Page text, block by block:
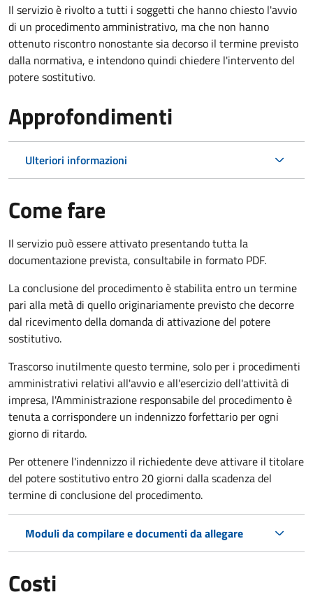
Il servizio è rivolto a tutti i soggetti che hanno chiesto l'avvio
di un procedimento amministrativo, ma che non hanno
ottenuto riscontro nonostante sia decorso il termine previsto
dalla normativa, e intendono quindi chiedere l'intervento del
potere sostitutivo.
Approfondimenti
Ulteriori informazioni
Come fare
Il servizio può essere attivato presentando tutta la
documentazione prevista, consultabile in formato PDF.
La conclusione del procedimento è stabilita entro un termine
pari alla metà di quello originariamente previsto che decorre
dal ricevimento della domanda di attivazione del potere
sostitutivo.
Trascorso inutilmente questo termine, solo per i procedimenti
amministrativi relativi all'avvio e all'esercizio dell'attività di
impresa, l'Amministrazione responsabile del procedimento è
tenuta a corrispondere un indennizzo forfettario per ogni
giorno di ritardo.
Per ottenere l'indennizzo il richiedente deve attivare il titolare
del potere sostitutivo entro 20 giorni dalla scadenza del
termine di conclusione del procedimento.
Moduli da compilare e documenti da allegare
Costi